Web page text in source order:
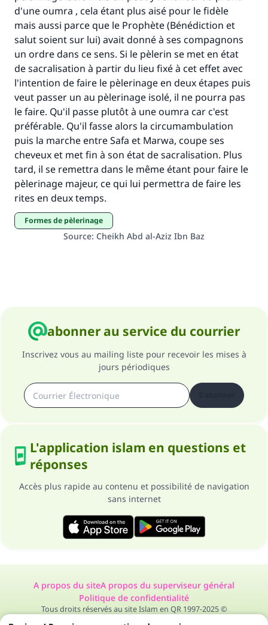
d'une oumra , cela étant plus aisé pour le fidèle
mais aussi parce que le Prophète (Bénédiction et
salut soient sur lui) avait donné à ses compagnons
un ordre dans ce sens. Si le pèlerin se met en état
de sacralisation à partir du lieu fixé à cet effet avec
l'intention de faire le pèlerinage en deux étapes puis
veut passer un au pèlerinage isolé, il ne pourra pas
le faire. Qu'il passe plutôt à une oumra car c'est
préférable. Qu'il fasse alors la circumambulation
puis la marche entre Safa et Marwa, coupe ses
cheveux et met fin à son état de sacralisation. Plus
tard, il se remettra dans le même étant pour faire le
pèlerinage majeur, ce qui lui permettra de faire les
rites en deux temps.
formes de pèlerinage
Source: Cheikh Abd al-Aziz Ibn Baz
abonner au service du courrier
Inscrivez vous au mailing liste pour recevoir les mises à
jours périodiques
L'application islam en questions et
réponses
Accès plus rapide au contenu et possibilité de navigation
sans internet
A propos du siteA propos du superviseur général
Politique de confidentialité
Tous droits réservés au site Islam en QR 1997-2025 ©
même récompense que celui qui le fait."
(MOUSLIM 1893)
Soutenez IslamQA